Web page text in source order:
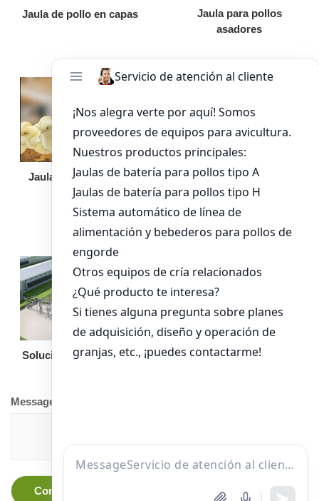
Jaula de pollo en capas
Jaula para pollos
asadores
Jaula de pollo pollita
Bandeja de
alimentación para
pollos de engorde
Solución llave en mano Otro equipo
Message